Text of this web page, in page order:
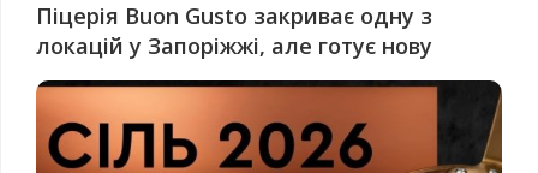
Піцерія Buon Gusto закриває одну з
локацій у Запоріжжі, але готує нову